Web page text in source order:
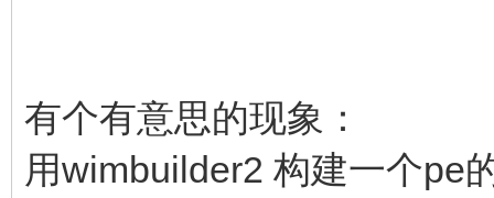
有个有意思的现象：
用wimbuilder2 构建一个pe